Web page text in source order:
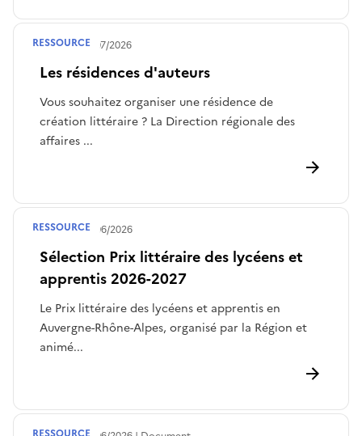
Les résidences d'auteurs
Vous souhaitez organiser une résidence de
création littéraire ? La Direction régionale des
affaires ...
Publié le28/07/2026
RESSOURCE
Sélection Prix littéraire des lycéens et
apprentis 2026-2027
Le Prix littéraire des lycéens et apprentis en
Auvergne-Rhône-Alpes, organisé par la Région et
animé...
Publié le30/06/2026
RESSOURCE